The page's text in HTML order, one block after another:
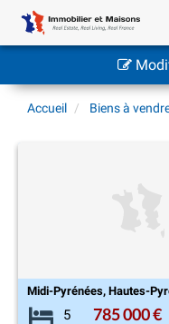
Accueil Biens à
Midi-Pyrénées, Hautes-Pyrénées (65), Bours Centre-Val
12